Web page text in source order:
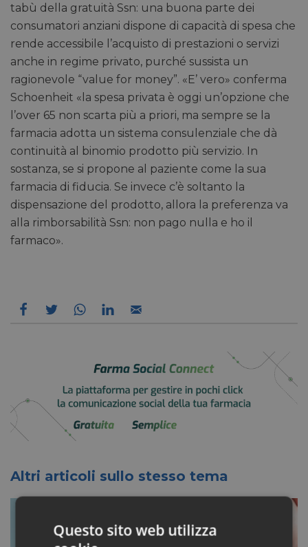
tabù della gratuità Ssn: una buona parte dei
consumatori anziani dispone di capacità di spesa che
rende accessibile l’acquisto di prestazioni o servizi
anche in regime privato, purché sussista un
ragionevole “value for money”. «E’ vero» conferma
Schoenheit «la spesa privata è oggi un’opzione che
l’over 65 non scarta più a priori, ma sempre se la
farmacia adotta un sistema consulenziale che dà
continuità al binomio prodotto più servizio. In
sostanza, se si propone al paziente come la sua
farmacia di fiducia. Se invece c’è soltanto la
dispensazione del prodotto, allora la preferenza va
alla rimborsabilità Ssn: non pago nulla e ho il
farmaco».
Altri articoli sullo stesso tema
Questo sito web utilizza